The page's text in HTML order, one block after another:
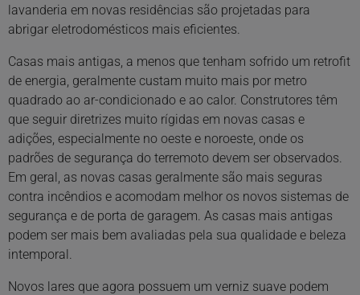
lavanderia em novas residências são projetadas para
abrigar eletrodomésticos mais eficientes.
Casas mais antigas, a menos que tenham sofrido um retrofit
de energia, geralmente custam muito mais por metro
quadrado ao ar-condicionado e ao calor. Construtores têm
que seguir diretrizes muito rígidas em novas casas e
adições, especialmente no oeste e noroeste, onde os
padrões de segurança do terremoto devem ser observados.
Em geral, as novas casas geralmente são mais seguras
contra incêndios e acomodam melhor os novos sistemas de
segurança e de porta de garagem. As casas mais antigas
podem ser mais bem avaliadas pela sua qualidade e beleza
intemporal.
Novos lares que agora possuem um verniz suave podem